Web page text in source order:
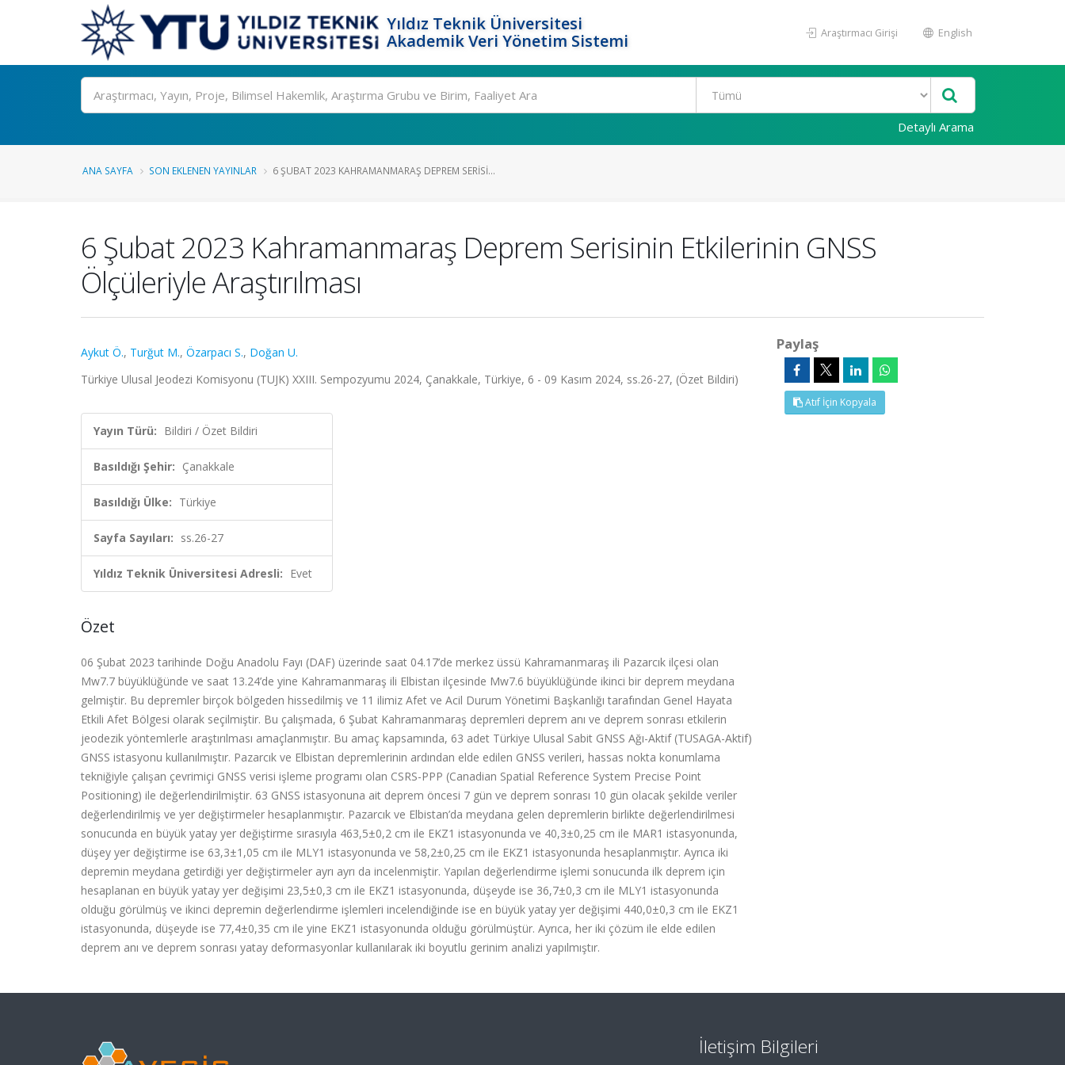
Yıldız Teknik Üniversitesi
Akademik Veri Yönetim Sistemi
Araştırmacı Girişi English
Ara
Detaylı Arama
ANA SAYFA SON EKLENEN YAYINLAR 6 ŞUBAT 2023 KAHRAMANMARAŞ DEPREM SERISI...
6 Şubat 2023 Kahramanmaraş Deprem Serisinin Etkilerinin GNSS
Ölçüleriyle Araştırılması
Aykut Ö., Turğut M., Özarpacı S., Doğan U.
Türkiye Ulusal Jeodezi Komisyonu (TUJK) XXIII. Sempozyumu 2024, Çanakkale, Türkiye, 6 - 09 Kasım 2024, ss.26-27, (Özet Bildiri)
Yayın Türü: Bildiri / Özet Bildiri
Basıldığı Şehir: Çanakkale
Basıldığı Ülke: Türkiye
Sayfa Sayıları: ss.26-27
Yıldız Teknik Üniversitesi Adresli: Evet
Özet
06 Şubat 2023 tarihinde Doğu Anadolu Fayı (DAF) üzerinde saat 04.17’de merkez üssü Kahramanmaraş ili Pazarcık ilçesi olan
Mw7.7 büyüklüğünde ve saat 13.24’de yine Kahramanmaraş ili Elbistan ilçesinde Mw7.6 büyüklüğünde ikinci bir deprem meydana
gelmiştir. Bu depremler birçok bölgeden hissedilmiş ve 11 ilimiz Afet ve Acil Durum Yönetimi Başkanlığı tarafından Genel Hayata
Etkili Afet Bölgesi olarak seçilmiştir. Bu çalışmada, 6 Şubat Kahramanmaraş depremleri deprem anı ve deprem sonrası etkilerin
jeodezik yöntemlerle araştırılması amaçlanmıştır. Bu amaç kapsamında, 63 adet Türkiye Ulusal Sabit GNSS Ağı-Aktif (TUSAGA-Aktif)
GNSS istasyonu kullanılmıştır. Pazarcık ve Elbistan depremlerinin ardından elde edilen GNSS verileri, hassas nokta konumlama
tekniğiyle çalışan çevrimiçi GNSS verisi işleme programı olan CSRS-PPP (Canadian Spatial Reference System Precise Point
Positioning) ile değerlendirilmiştir. 63 GNSS istasyonuna ait deprem öncesi 7 gün ve deprem sonrası 10 gün olacak şekilde veriler
değerlendirilmiş ve yer değiştirmeler hesaplanmıştır. Pazarcık ve Elbistan’da meydana gelen depremlerin birlikte değerlendirilmesi
sonucunda en büyük yatay yer değiştirme sırasıyla 463,5±0,2 cm ile EKZ1 istasyonunda ve 40,3±0,25 cm ile MAR1 istasyonunda,
düşey yer değiştirme ise 63,3±1,05 cm ile MLY1 istasyonunda ve 58,2±0,25 cm ile EKZ1 istasyonunda hesaplanmıştır. Ayrıca iki
depremin meydana getirdiği yer değiştirmeler ayrı ayrı da incelenmiştir. Yapılan değerlendirme işlemi sonucunda ilk deprem için
hesaplanan en büyük yatay yer değişimi 23,5±0,3 cm ile EKZ1 istasyonunda, düşeyde ise 36,7±0,3 cm ile MLY1 istasyonunda
olduğu görülmüş ve ikinci depremin değerlendirme işlemleri incelendiğinde ise en büyük yatay yer değişimi 440,0±0,3 cm ile EKZ1
istasyonunda, düşeyde ise 77,4±0,35 cm ile yine EKZ1 istasyonunda olduğu görülmüştür. Ayrıca, her iki çözüm ile elde edilen
deprem anı ve deprem sonrası yatay deformasyonlar kullanılarak iki boyutlu gerinim analizi yapılmıştır.
Paylaş
Atıf İçin Kopyala
İletişim Bilgileri